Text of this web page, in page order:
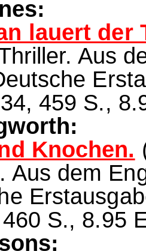
lauert der
Aus
459 S.,
Knochen.
Aus dem
S., 8.95